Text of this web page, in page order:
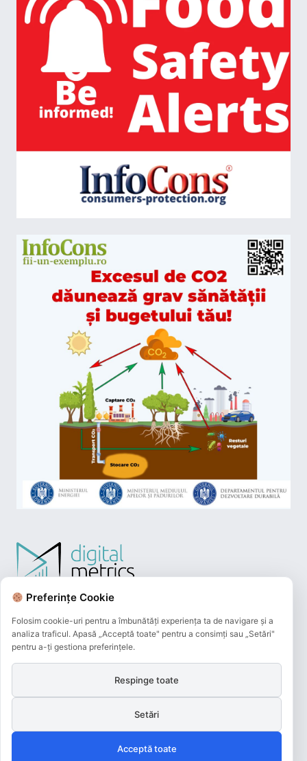
Plățile online efectuate pe acest site
sunt procesate de către Netopia Payments
și beneficiază de 3D-Secure.
Preferințe Cookie
Folosim cookie-uri pentru a îmbunătăți experiența ta de navigare și a
analiza traficul. Apasă „Acceptă toate" pentru a consimți sau „Setări"
pentru a-ți gestiona preferințele.
Respinge toate
Setări
Acceptă toate